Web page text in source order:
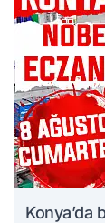
Konya’da